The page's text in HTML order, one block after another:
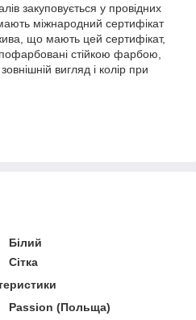
закуповується у провідних
мають міжнародний сертифікат
що мають цей сертифікат,
стійкою фарбою,
вигляд і колір при
Білий
Сітка
Passion (Польща)